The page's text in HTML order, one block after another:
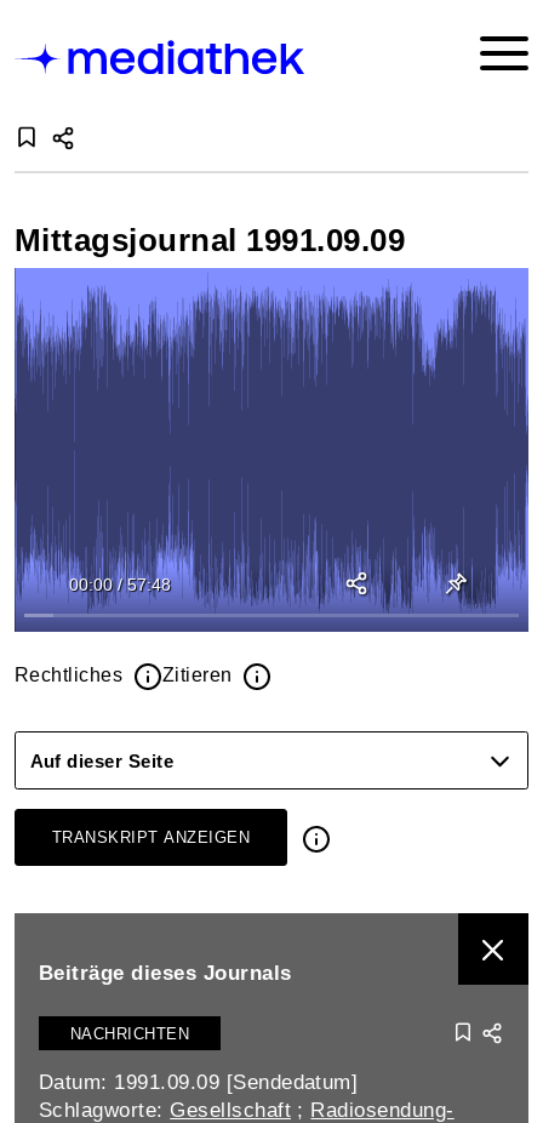
Mittagsjournal 1991.09.09
00:00 / 57:48
Rechtliches Zitieren
Auf dieser Seite
TRANSKRIPT ANZEIGEN
Beiträge dieses Journals
NACHRICHTEN
Datum: 1991.09.09 [Sendedatum]
Schlagworte: Gesellschaft ; Radiosendung-